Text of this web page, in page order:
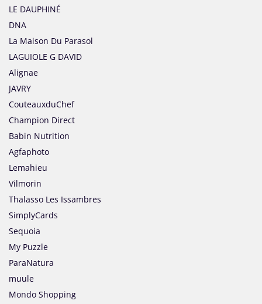
LE DAUPHINÉ
DNA
La Maison Du Parasol
LAGUIOLE G DAVID
Alignae
JAVRY
CouteauxduChef
Champion Direct
Babin Nutrition
Agfaphoto
Lemahieu
Vilmorin
Thalasso Les Issambres
SimplyCards
Sequoia
My Puzzle
ParaNatura
muule
Mondo Shopping